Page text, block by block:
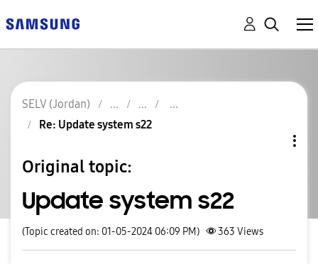
SELV (Jordan)
Re: Update system s22
Original topic:
Update system s22
(Topic created on: 01-05-2024 06:09 PM) 363 Views